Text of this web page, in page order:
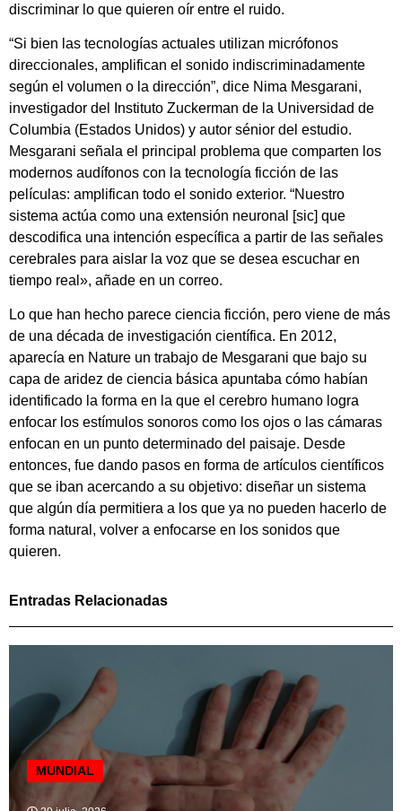
discriminar lo que quieren oír entre el ruido.
“Si bien las tecnologías actuales utilizan micrófonos
direccionales, amplifican el sonido indiscriminadamente
según el volumen o la dirección”, dice Nima Mesgarani,
investigador del Instituto Zuckerman de la Universidad de
Columbia (Estados Unidos) y autor sénior del estudio.
Mesgarani señala el principal problema que comparten los
modernos audífonos con la tecnología ficción de las
películas: amplifican todo el sonido exterior. “Nuestro
sistema actúa como una extensión neuronal [sic] que
descodifica una intención específica a partir de las señales
cerebrales para aislar la voz que se desea escuchar en
tiempo real», añade en un correo.
Lo que han hecho parece ciencia ficción, pero viene de más
de una década de investigación científica. En 2012,
aparecía en Nature un trabajo de Mesgarani que bajo su
capa de aridez de ciencia básica apuntaba cómo habían
identificado la forma en la que el cerebro humano logra
enfocar los estímulos sonoros como los ojos o las cámaras
enfocan en un punto determinado del paisaje. Desde
entonces, fue dando pasos en forma de artículos científicos
que se iban acercando a su objetivo: diseñar un sistema
que algún día permitiera a los que ya no pueden hacerlo de
forma natural, volver a enfocarse en los sonidos que
quieren.
Entradas Relacionadas
MUNDIAL